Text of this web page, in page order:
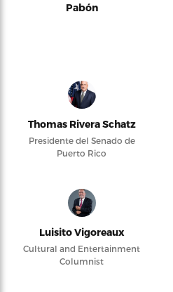
Pabón
Thomas Rivera Schatz
Presidente del Senado de
Puerto Rico
Luisito Vigoreaux
Cultural and Entertainment
Columnist